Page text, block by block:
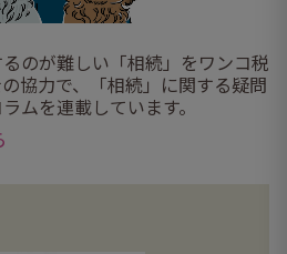
のが難しい「相続」をワンコ税
協力で、「相続」に関する疑問
ムを連載しています。